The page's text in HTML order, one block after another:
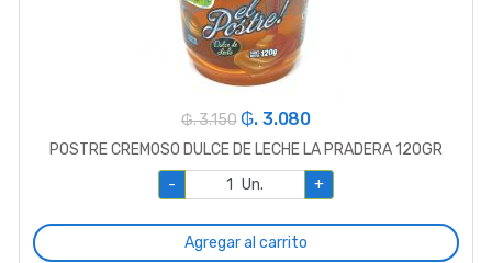
₲. 3.150 ₲. 3.080
POSTRE CREMOSO DULCE DE LECHE LA PRADERA 120GR
-
Un. +
Agregar al carrito